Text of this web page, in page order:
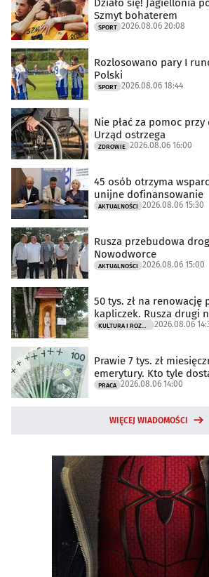
Działo się! Jagiellonia
Szmyt bohaterem
SPORT 2026.08.06 20:08
Rozlosowano pary I
Polski
SPORT 2026.08.06 18:44
Nie płać za pomoc
Urząd ostrzega
ZDROWIE 2026.08.06 16:00
45 osób otrzyma
unijne dofinansowanie
AKTUALNOŚCI 2026.08.06 15:30
Rusza przebudowa
Nowodworce
AKTUALNOŚCI 2026.08.06 15:00
50 tys. zł na renowację
kapliczek. Rusza drugi
KULTURA I ROZRYWKA 2026.08.06
Prawie 7 tys. zł
emerytury. Kto tyle
PRACA 2026.08.06 14:00
WIĘCEJ WIADOMOŚCI